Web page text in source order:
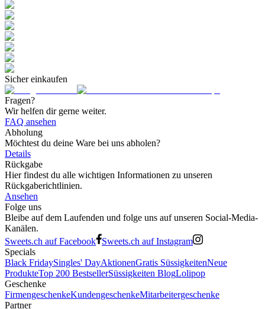
Sicher einkaufen
Fragen?
Wir helfen dir gerne weiter.
FAQ ansehen
Abholung
Möchtest du deine Ware bei uns abholen?
Details
Rückgabe
Hier findest du alle wichtigen Informationen zu unseren
Rückgaberichtlinien.
Ansehen
Folge uns
Bleibe auf dem Laufenden und folge uns auf unseren Social-Media-
Kanälen.
Sweets.ch auf Facebook
Sweets.ch auf Instagram
Specials
Black FridaySingles' DayAktionenGratis SüssigkeitenNeue
ProdukteTop 200 BestsellerSüssigkeiten BlogLolipop
Geschenke
FirmengeschenkeKundengeschenkeMitarbeitergeschenke
Partner